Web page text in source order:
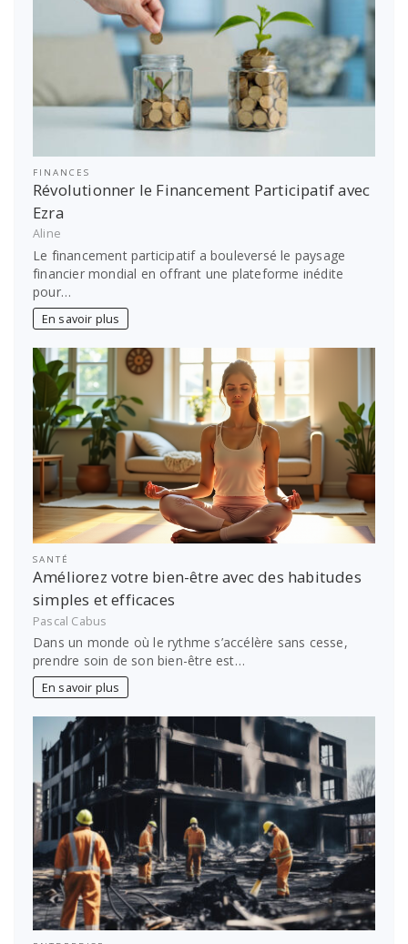
FINANCES
Révolutionner le Financement Participatif avec
Ezra
Aline
Le financement participatif a bouleversé le paysage
financier mondial en offrant une plateforme inédite
pour…
En savoir plus
SANTÉ
Améliorez votre bien-être avec des habitudes
simples et efficaces
Pascal Cabus
Dans un monde où le rythme s’accélère sans cesse,
prendre soin de son bien-être est…
En savoir plus